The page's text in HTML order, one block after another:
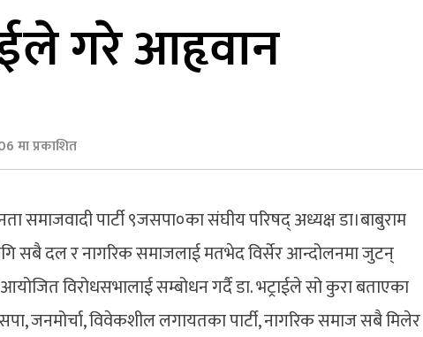
गरे आहृवान
मा प्रकाशित
समाजवादी पार्टी ९जसपा०का संघीय परिषद् अध्यक्ष डा।बाबुराम
सबै दल र नागरिक समाजलाई मतभेद विर्सेर आन्दोलनमा जुटन्
विरोधसभालाई सम्बोधन गर्दै डा. भट्राईले सो कुरा बताएका
जनमोर्चा, विवेकशील लगायतका पार्टी, नागरिक समाज सबै मिलेर